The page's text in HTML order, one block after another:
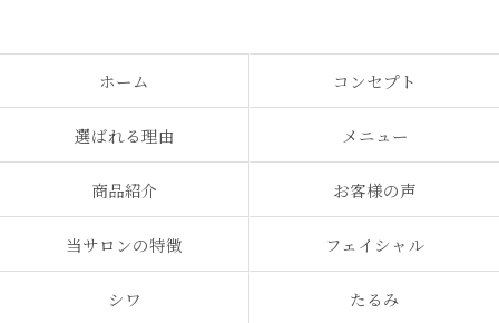
ホーム コンセプト
選ばれる理由 メニュー
商品紹介 お客様の声
当サロンの特徴 フェイシャル
シワ たるみ